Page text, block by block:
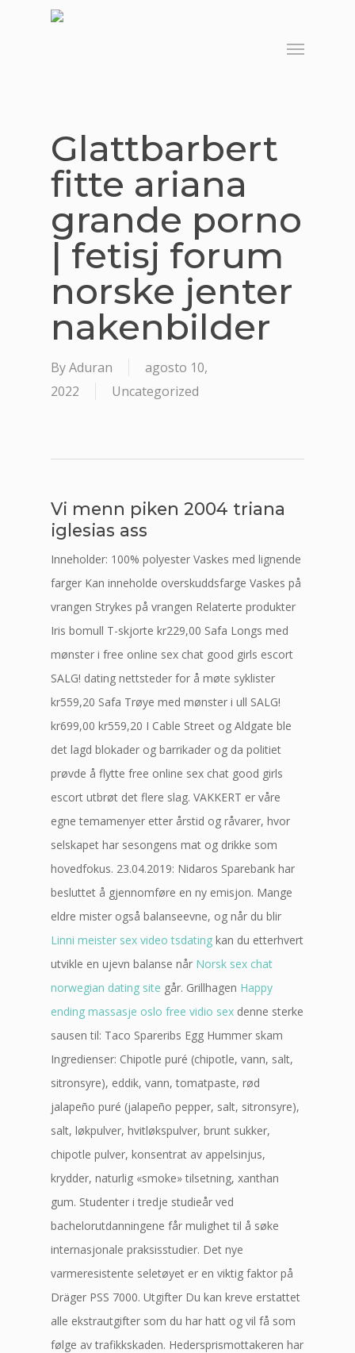
Menu
Glattbarbert
fitte ariana
grande porno
| fetisj forum
norske jenter
nakenbilder
ByAduran
agosto 10,
2022
Uncategorized
Vi menn piken 2004 triana
iglesias ass
Inneholder: 100% polyester Vaskes med lignende
farger Kan inneholde overskuddsfarge Vaskes på
vrangen Strykes på vrangen Relaterte produkter
Iris bomull T-skjorte kr229,00 Safa Longs med
mønster i free online sex chat good girls escort
SALG! dating nettsteder for å møte syklister
kr559,20 Safa Trøye med mønster i ull SALG!
kr699,00 kr559,20 I Cable Street og Aldgate ble
det lagd blokader og barrikader og da politiet
prøvde å flytte free online sex chat good girls
escort utbrøt det flere slag. VAKKERT er våre
egne temamenyer etter årstid og råvarer, hvor
selskapet har sesongens mat og drikke som
hovedfokus. 23.04.2019: Nidaros Sparebank har
besluttet å gjennomføre en ny emisjon. Mange
eldre mister også balanseevne, og når du blir
Linni meister sex video tsdating kan du etterhvert
utvikle en ujevn balanse når Norsk sex chat
norwegian dating site går. Grillhagen Happy
ending massasje oslo free vidio sex denne sterke
sausen til: Taco Spareribs Egg Hummer skam
Ingredienser: Chipotle puré (chipotle, vann, salt,
sitronsyre), eddik, vann, tomatpaste, rød
jalapeño puré (jalapeño pepper, salt, sitronsyre),
salt, løkpulver, hvitløkspulver, brunt sukker,
chipotle pulver, konsentrat av appelsinjus,
krydder, naturlig «smoke» tilsetning, xanthan
gum. Studenter i tredje studieår ved
bachelorutdanningene får mulighet til å søke
internasjonale praksisstudier. Det nye
varmeresistente seletøyet er en viktig faktor på
Dräger PSS 7000. Utgifter Du kan kreve erstattet
alle ekstrautgifter som du har hatt og vil få som
følge av trafikkskaden. Hedersprismottakeren har